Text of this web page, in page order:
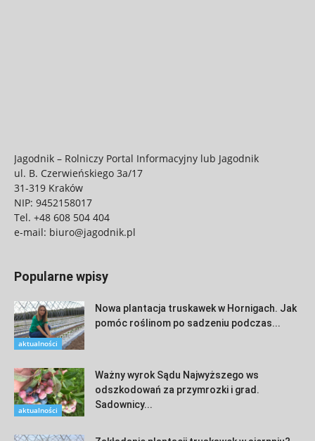
Jagodnik – Rolniczy Portal Informacyjny lub Jagodnik
ul. B. Czerwieńskiego 3a/17
31-319 Kraków
NIP: 9452158017
Tel. +48 608 504 404
e-mail: biuro@jagodnik.pl
Popularne wpisy
aktualności
Nowa plantacja truskawek w Hornigach. Jak
pomóc roślinom po sadzeniu podczas...
aktualności
Ważny wyrok Sądu Najwyższego ws
odszkodowań za przymrozki i grad.
Sadownicy...